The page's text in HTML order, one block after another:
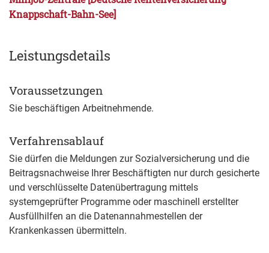
Knappschaft-Bahn-See]
Leistungsdetails
Voraussetzungen
Sie beschäftigen Arbeitnehmende.
Verfahrensablauf
Sie dürfen die Meldungen zur Sozialversicherung und die
Beitragsnachweise Ihrer Beschäftigten nur durch gesicherte
und verschlüsselte Datenübertragung mittels
systemgeprüfter Programme oder maschinell erstellter
Ausfüllhilfen an die Datenannahmestellen der
Krankenkassen übermitteln.